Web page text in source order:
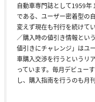
自動車専門誌として1959
である、ユーザー密着型の
変えず現在も刊行を続けて
／購入時の値引き情報とい
値引きにチャレンジ」はユ
車購入交渉を行うというリ
っています。毎月デビュー
し、購入指南を行うのも月